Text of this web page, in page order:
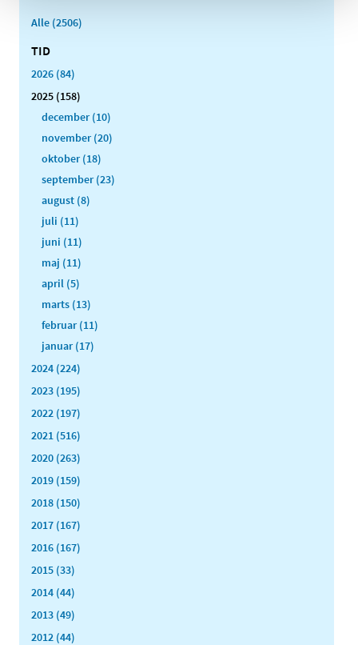
Alle (2506)
TID
2026 (84)
2025 (158)
december (10)
november (20)
oktober (18)
september (23)
august (8)
juli (11)
juni (11)
maj (11)
april (5)
marts (13)
februar (11)
januar (17)
2024 (224)
2023 (195)
2022 (197)
2021 (516)
2020 (263)
2019 (159)
2018 (150)
2017 (167)
2016 (167)
2015 (33)
2014 (44)
2013 (49)
2012 (44)